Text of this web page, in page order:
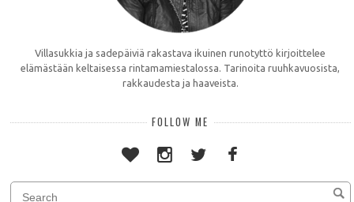
Villasukkia ja sadepäiviä rakastava ikuinen runotyttö kirjoittelee
elämästään keltaisessa rintamamiestalossa. Tarinoita ruuhkavuosista,
rakkaudesta ja haaveista.
FOLLOW ME